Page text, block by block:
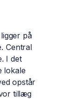
på
Central
I det
lokale
opstår
tillæg